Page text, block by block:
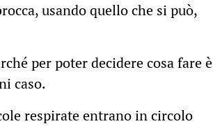
usando quello che si può,
per poter decidere cosa fare è
caso.
respirate entrano in circolo